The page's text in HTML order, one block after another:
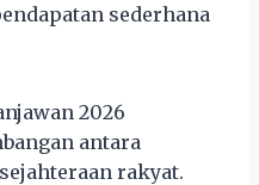
sederhana
2026
antara
rakyat.